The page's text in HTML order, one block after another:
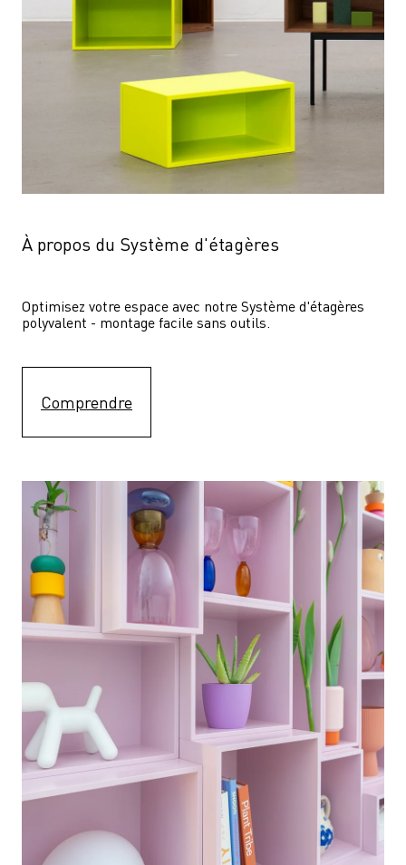
À propos du Système d'étagères
Optimisez votre espace avec notre Système d'étagères
polyvalent - montage facile sans outils.
Comprendre